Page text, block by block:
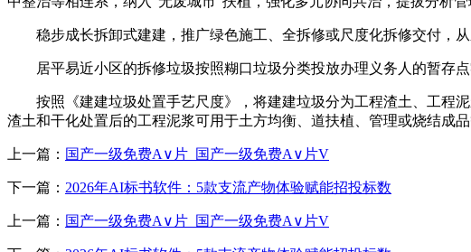
稳步成长拆卸式建建，推广绿色施工、全拆修或尺度化拆修交付，从
居平易近小区的拆修垃圾按照糊口垃圾分类投放办理义务人的暂存点
按照《建建垃圾处置手艺尺度》，将建建垃圾分为工程渣土、工程泥
渣土和干化处置后的工程泥浆可用于土方均衡、道扶植、管理或烧结成
上一篇： 国产一级免费A∨片_国产一级免费A∨片V
下一篇： 2026年AI标书软件：5款支流产物体验赋能招投标数
上一篇： 国产一级免费A∨片_国产一级免费A∨片V